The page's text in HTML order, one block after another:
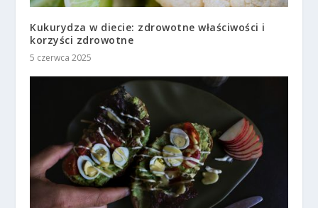
Kukurydza w diecie: zdrowotne właściwości i
korzyści zdrowotne
5 czerwca 2025